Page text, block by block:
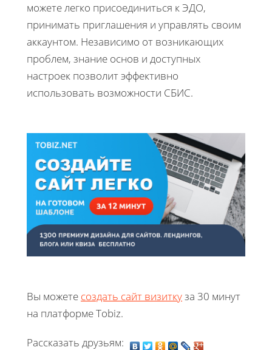
можете легко присоединиться к ЭДО,
принимать приглашения и управлять своим
аккаунтом. Независимо от возникающих
проблем, знание основ и доступных
настроек позволит эффективно
использовать возможности СБИС.
Вы можете создать сайт визиткуза 30 минут
на платформе Tobiz.
Рассказать друзьям: